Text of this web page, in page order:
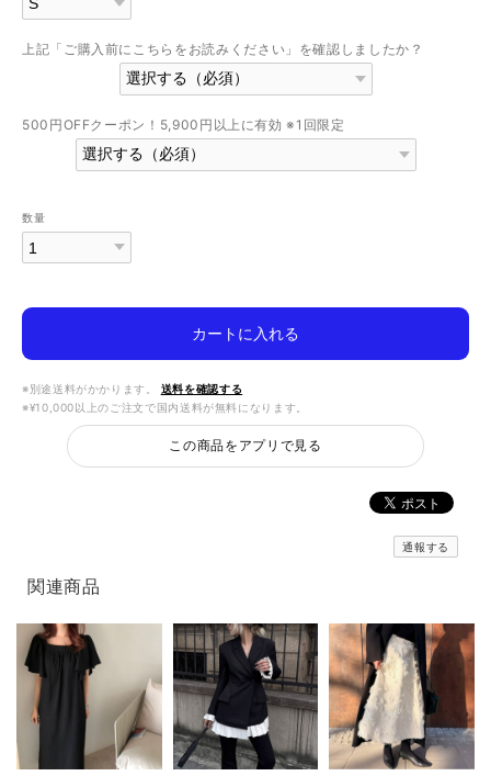
上記「ご購入前にこちらをお読みください」を確認しましたか？
500円OFFクーポン！5,900円以上に有効 ※1回限定
数量
カートに入れる
※別途送料がかかります。
送料を確認する
※¥10,000以上のご注文で国内送料が無料になります。
この商品をアプリで見る
通報する
関連商品